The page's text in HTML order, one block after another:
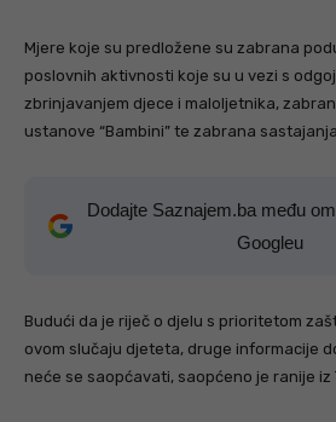
Mjere koje su predložene su zabrana
poslovnih aktivnosti koje su u vezi s
zbrinjavanjem djece i maloljetnika,
ustanove “Bambini” te zabrana
Dodajte Saznajem.ba među
Googleu
Budući da je riječ o djelu s prioritetom
ovom slučaju djeteta, druge informacije
neće se saopćavati, saopćeno je ranije iz